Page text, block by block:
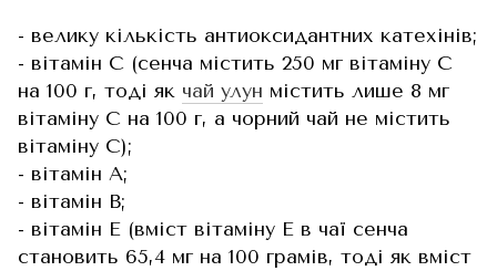
- велику кількість антиоксидантних катехінів;
- вітамін С (сенча містить 250 мг вітаміну С
на 100 г, тоді як чай улун містить лише 8 мг
вітаміну С на 100 г, а чорний чай не містить
вітаміну С);
- вітамін А;
- вітамін В;
- вітамін Е (вміст вітаміну Е в чаї сенча
становить 65,4 мг на 100 грамів, тоді як вміст